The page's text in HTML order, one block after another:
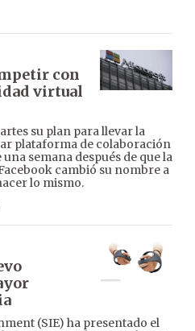
con
virtual
su plan para llevar la
plataforma de colaboración
semana después de que la
cambió su nombre a
lo mismo.
(SIE) ha presentado el